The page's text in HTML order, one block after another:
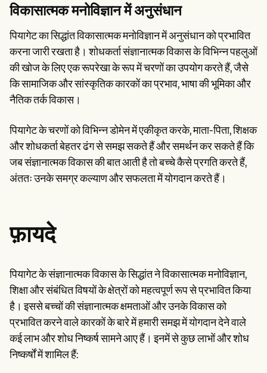
विकासात्मक मनोविज्ञान में अनुसंधान
पियागेट का सिद्धांत विकासात्मक मनोविज्ञान में अनुसंधान को प्रभावित
करना जारी रखता है। शोधकर्ता संज्ञानात्मक विकास के विभिन्न पहलुओं
की खोज के लिए एक रूपरेखा के रूप में चरणों का उपयोग करते हैं, जैसे
कि सामाजिक और सांस्कृतिक कारकों का प्रभाव, भाषा की भूमिका और
नैतिक तर्क विकास।
पियागेट के चरणों को विभिन्न डोमेन में एकीकृत करके, माता-पिता, शिक्षक
और शोधकर्ता बेहतर ढंग से समझ सकते हैं और समर्थन कर सकते हैं कि
जब संज्ञानात्मक विकास की बात आती है तो बच्चे कैसे प्रगति करते हैं,
अंततः उनके समग्र कल्याण और सफलता में योगदान करते हैं।
फ़ायदे
पियागेट के संज्ञानात्मक विकास के सिद्धांत ने विकासात्मक मनोविज्ञान,
शिक्षा और संबंधित विषयों के क्षेत्रों को महत्वपूर्ण रूप से प्रभावित किया
है। इससे बच्चों की संज्ञानात्मक क्षमताओं और उनके विकास को
प्रभावित करने वाले कारकों के बारे में हमारी समझ में योगदान देने वाले
कई लाभ और शोध निष्कर्ष सामने आए हैं। इनमें से कुछ लाभों और शोध
निष्कर्षों में शामिल हैं: